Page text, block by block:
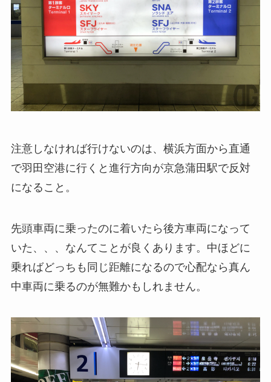
注意しなければ行けないのは、横浜方面から直通
で羽田空港に行くと進行方向が京急蒲田駅で反対
になること。
先頭車両に乗ったのに着いたら後方車両になって
いた、、、なんてことが良くあります。中ほどに
乗ればどっちも同じ距離になるので心配なら真ん
中車両に乗るのが無難かもしれません。